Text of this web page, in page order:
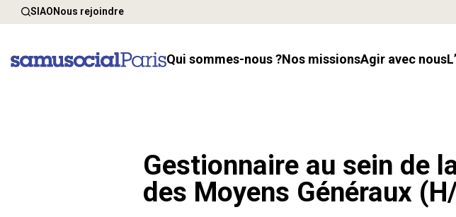
SIAONous rejoindre
Qui sommes-nous ? Nos missions Agir avec nous
Gestionnaire au sein de
des Moyens Généraux